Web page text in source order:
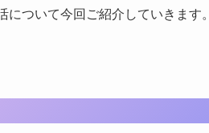
ついて今回ご紹介していきます。